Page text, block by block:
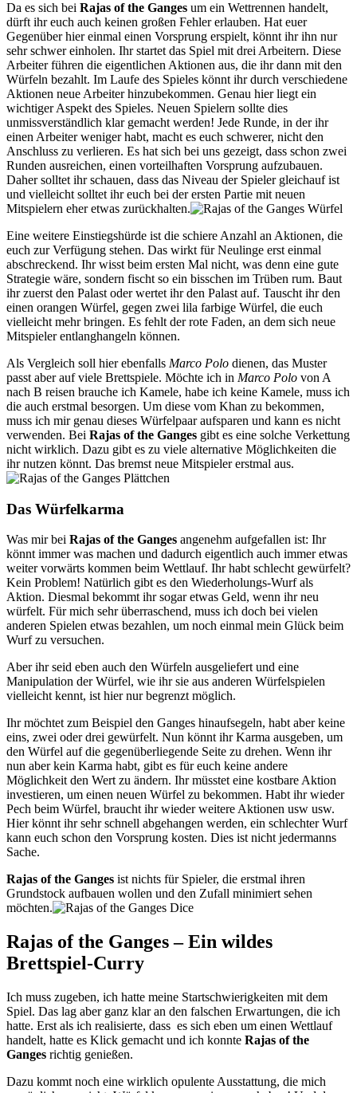
Da es sich bei Rajas of the Ganges um ein Wettrennen handelt,
dürft ihr euch auch keinen großen Fehler erlauben. Hat euer
Gegenüber hier einmal einen Vorsprung erspielt, könnt ihr ihn nur
sehr schwer einholen. Ihr startet das Spiel mit drei Arbeitern. Diese
Arbeiter führen die eigentlichen Aktionen aus, die ihr dann mit den
Würfeln bezahlt. Im Laufe des Spieles könnt ihr durch verschiedene
Aktionen neue Arbeiter hinzubekommen. Genau hier liegt ein
wichtiger Aspekt des Spieles. Neuen Spielern sollte dies
unmissverständlich klar gemacht werden! Jede Runde, in der ihr
einen Arbeiter weniger habt, macht es euch schwerer, nicht den
Anschluss zu verlieren. Es hat sich bei uns gezeigt, dass schon zwei
Runden ausreichen, einen vorteilhaften Vorsprung aufzubauen.
Daher solltet ihr schauen, dass das Niveau der Spieler gleichauf ist
und vielleicht solltet ihr euch bei der ersten Partie mit neuen
Mitspielern eher etwas zurückhalten.
Eine weitere Einstiegshürde ist die schiere Anzahl an Aktionen, die
euch zur Verfügung stehen. Das wirkt für Neulinge erst einmal
abschreckend. Ihr wisst beim ersten Mal nicht, was denn eine gute
Strategie wäre, sondern fischt so ein bisschen im Trüben rum. Baut
ihr zuerst den Palast oder wertet ihr den Palast auf. Tauscht ihr den
einen orangen Würfel, gegen zwei lila farbige Würfel, die euch
vielleicht mehr bringen. Es fehlt der rote Faden, an dem sich neue
Mitspieler entlanghangeln können.
Als Vergleich soll hier ebenfalls Marco Polo dienen, das Muster
passt aber auf viele Brettspiele. Möchte ich in Marco Polo von A
nach B reisen brauche ich Kamele, habe ich keine Kamele, muss ich
die auch erstmal besorgen. Um diese vom Khan zu bekommen,
muss ich mir genau dieses Würfelpaar aufsparen und kann es nicht
verwenden. Bei Rajas of the Ganges gibt es eine solche Verkettung
nicht wirklich. Dazu gibt es zu viele alternative Möglichkeiten die
ihr nutzen könnt. Das bremst neue Mitspieler erstmal aus.
Das Würfelkarma
Was mir bei Rajas of the Ganges angenehm aufgefallen ist: Ihr
könnt immer was machen und dadurch eigentlich auch immer etwas
weiter vorwärts kommen beim Wettlauf. Ihr habt schlecht gewürfelt?
Kein Problem! Natürlich gibt es den Wiederholungs-Wurf als
Aktion. Diesmal bekommt ihr sogar etwas Geld, wenn ihr neu
würfelt. Für mich sehr überraschend, muss ich doch bei vielen
anderen Spielen etwas bezahlen, um noch einmal mein Glück beim
Wurf zu versuchen.
Aber ihr seid eben auch den Würfeln ausgeliefert und eine
Manipulation der Würfel, wie ihr sie aus anderen Würfelspielen
vielleicht kennt, ist hier nur begrenzt möglich.
Ihr möchtet zum Beispiel den Ganges hinaufsegeln, habt aber keine
eins, zwei oder drei gewürfelt. Nun könnt ihr Karma ausgeben, um
den Würfel auf die gegenüberliegende Seite zu drehen. Wenn ihr
nun aber kein Karma habt, gibt es für euch keine andere
Möglichkeit den Wert zu ändern. Ihr müsstet eine kostbare Aktion
investieren, um einen neuen Würfel zu bekommen. Habt ihr wieder
Pech beim Würfel, braucht ihr wieder weitere Aktionen usw usw.
Hier könnt ihr sehr schnell abgehangen werden, ein schlechter Wurf
kann euch schon den Vorsprung kosten. Dies ist nicht jedermanns
Sache.
Rajas of the Ganges ist nichts für Spieler, die erstmal ihren
Grundstock aufbauen wollen und den Zufall minimiert sehen
möchten.
Rajas of the Ganges – Ein wildes
Brettspiel-Curry
Ich muss zugeben, ich hatte meine Startschwierigkeiten mit dem
Spiel. Das lag aber ganz klar an den falschen Erwartungen, die ich
hatte. Erst als ich realisierte, dass es sich eben um einen Wettlauf
handelt, hatte es Klick gemacht und ich konnte Rajas of the
Ganges richtig genießen.
Dazu kommt noch eine wirklich opulente Ausstattung, die mich